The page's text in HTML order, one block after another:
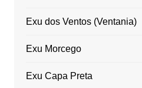
Exu dos Ventos (Ventania)
Exu Morcego
Exu Capa Preta